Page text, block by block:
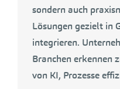
sondern auch
Lösungen gezielt in
integrieren.
Branchen erkennen
von KI, Prozesse